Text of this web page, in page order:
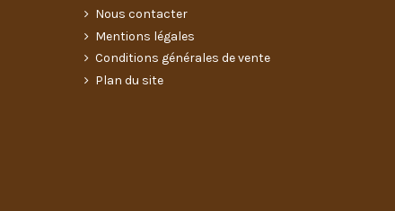
Nous contacter
Mentions légales
Conditions générales de vente
Plan du site